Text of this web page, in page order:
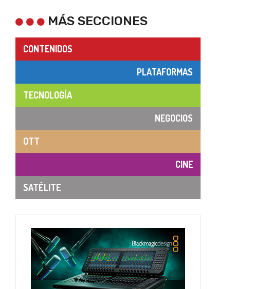
MÁS SECCIONES
CONTENIDOS
PLATAFORMAS
TECNOLOGÍA
NEGOCIOS
OTT
CINE
SATÉLITE